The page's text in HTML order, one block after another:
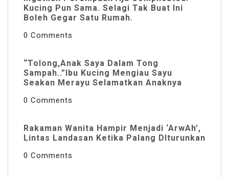
Kucing Pun Sama. Selagi Tak Buat Ini
Boleh Gegar Satu Rumah.
0 Comments
“Tolong,Anak Saya Dalam Tong
Sampah..”Ibu Kucing Mengiau Sayu
Seakan Merayu Selamatkan Anaknya
0 Comments
Rakaman Wanita Hampir Menjadi ‘ArwAh’,
Lintas Landasan Ketika Palang DIturunkan
0 Comments